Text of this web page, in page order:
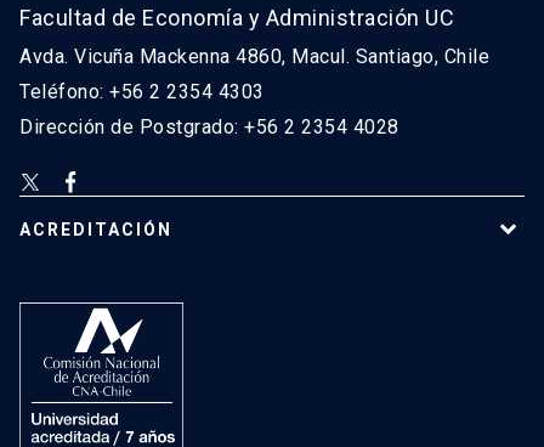
Facultad de Economía y Administración UC
Avda. Vicuña Mackenna 4860, Macul. Santiago, Chile
Teléfono: +56 2 2354 4303
Dirección de Postgrado: +56 2 2354 4028
ACREDITACIÓN